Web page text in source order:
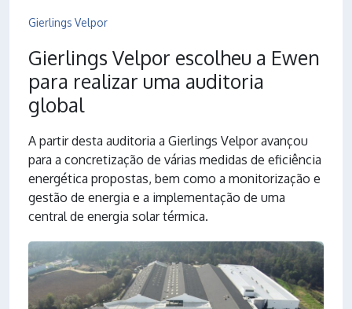
Gierlings Velpor
Gierlings Velpor escolheu a Ewen
para realizar uma auditoria
global
A partir desta auditoria a Gierlings Velpor avançou
para a concretização de várias medidas de eficiência
energética propostas, bem como a monitorização e
gestão de energia e a implementação de uma
central de energia solar térmica.